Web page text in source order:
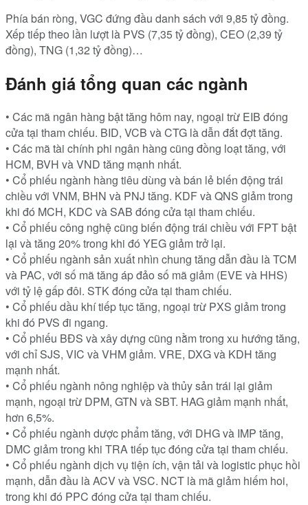
Phía bán ròng, VGC đứng đầu danh sách với 9,85 tỷ đồng.
Xếp tiếp theo lần lượt là PVS (7,35 tỷ đồng), CEO (2,39 tỷ
đồng), TNG (1,32 tỷ đồng)…
Đánh giá tổng quan các ngành
• Các mã ngân hàng bật tăng hôm nay, ngoại trừ EIB đóng
cửa tại tham chiếu. BID, VCB và CTG là dẫn đắt đợt tăng.
• Các mã tài chính phi ngân hàng cũng đồng loạt tăng, với
HCM, BVH và VND tăng mạnh nhất.
• Cổ phiếu ngành hàng tiêu dùng và bán lẻ biến động trái
chiều với VNM, BHN và PNJ tăng. KDF và QNS giảm trong
khi đó MCH, KDC và SAB đóng cửa tại tham chiếu.
• Cổ phiếu công nghệ cũng biến động trái chiều với FPT bật
lại và tăng 20% trong khi đó YEG giảm trở lại.
• Cổ phiếu ngành sản xuất nhìn chung tăng dẫn đầu là TCM
và PAC, với số mã tăng áp đảo số mã giảm (EVE và HHS)
với tỷ lệ gấp đôi. STK đóng cửa tại tham chiếu.
• Cổ phiếu dầu khí tiếp tục tăng, ngoại trừ PXS giảm trong
khi đó PVS đi ngang.
• Cổ phiếu BĐS và xây dựng cũng nằm trong xu hướng tăng,
với chỉ SJS, VIC và VHM giảm. VRE, DXG và KDH tăng
mạnh nhất.
• Cổ phiếu ngành nông nghiệp và thủy sản trái lại giảm
mạnh, ngoại trừ DPM, GTN và SBT. HAG giảm mạnh nhất,
hơn 6,5%.
• Cổ phiếu ngành dược phẩm tăng, với DHG và IMP tăng,
DMC giảm trong khi TRA tiếp tục đóng cửa tại tham chiếu.
• Cổ phiếu ngành dịch vụ tiện ích, vận tải và logistic phục hồi
mạnh, dẫn đầu là ACV và VSC. NCT là mã giảm hiếm hoi,
trong khi đó PPC đóng cửa tại tham chiếu.